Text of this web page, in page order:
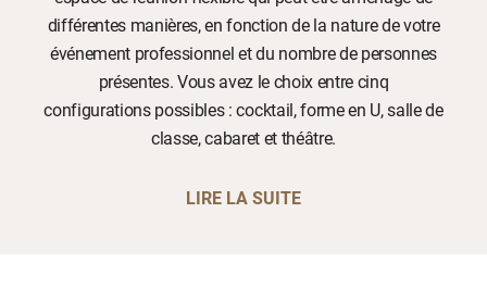
différentes manières, en fonction de la nature de votre
événement professionnel et du nombre de personnes
présentes. Vous avez le choix entre cinq
configurations possibles : cocktail, forme en U, salle de
classe, cabaret et théâtre.
LIRE LA SUITE